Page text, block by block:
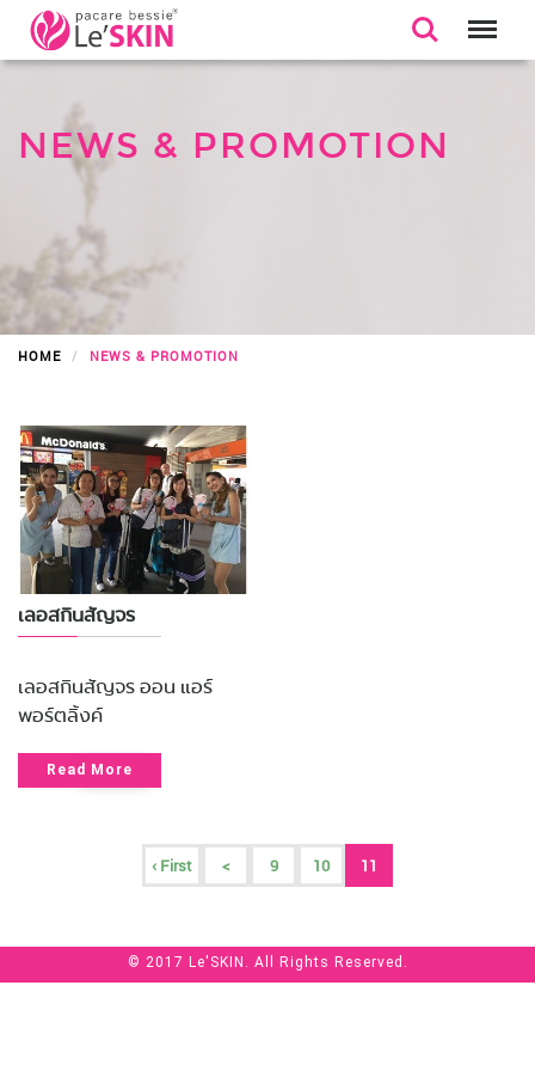
NEWS & PROMOTION
HOME NEWS & PROMOTION
เลอสกินสัญจร
เลอสกินสัญจร ออน แอร์
พอร์ตลิ้งค์
Read More
‹ First < 9 10 11
© 2017 Le'SKIN. All Rights Reserved.